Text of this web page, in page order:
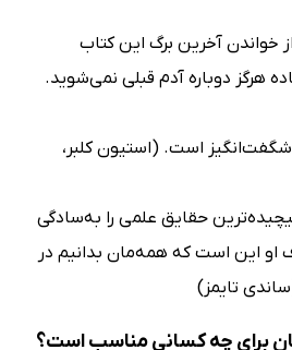
خواندن آخرین برگ این کتاب
هرگز دوباره آدم قبلی نمی‌شوید.
است. (استیون کلبر،
حقایق علمی را به‌سادگی
این است که همه‌مان بدانیم در
تایمز)
برای چه کسانی مناسب است؟